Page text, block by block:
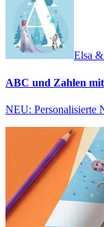
Elsa
ABC und Zahlen
NEU: Personalisierte